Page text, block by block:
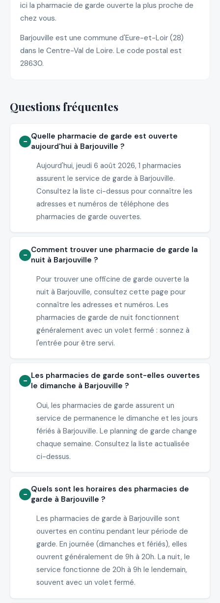
ici la pharmacie de garde ouverte la plus proche de
chez vous.
Barjouville est une commune d'Eure-et-Loir (28)
dans le Centre-Val de Loire. Le code postal est
28630.
Questions fréquentes
Quelle pharmacie de garde est ouverte
aujourd'hui à Barjouville ?
Aujourd'hui, jeudi 6 août 2026, 1 pharmacies
assurent le service de garde à Barjouville.
Consultez la liste ci-dessus pour connaître les
adresses et numéros de téléphone des
pharmacies de garde ouvertes.
Comment trouver une pharmacie de garde la
nuit à Barjouville ?
Pour trouver une officine de garde ouverte la
nuit à Barjouville, consultez cette page pour
connaître les adresses et numéros. Les
pharmacies de garde de nuit fonctionnent
généralement avec un volet fermé : sonnez à
l'entrée pour être servi.
Les pharmacies de garde sont-elles ouvertes
le dimanche à Barjouville ?
Oui, les pharmacies de garde assurent un
service de permanence le dimanche et les jours
fériés à Barjouville. Le planning de garde change
chaque semaine. Consultez la liste actualisée
ci-dessus.
Quels sont les horaires des pharmacies de
garde à Barjouville ?
Les pharmacies de garde à Barjouville sont
ouvertes en continu pendant leur période de
garde. En journée (dimanches et fériés), elles
ouvrent généralement de 9h à 20h. La nuit, le
service fonctionne de 20h à 9h le lendemain,
souvent avec un volet fermé.